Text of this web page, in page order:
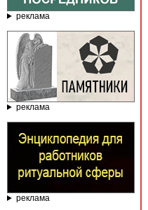
реклама
реклама
реклама